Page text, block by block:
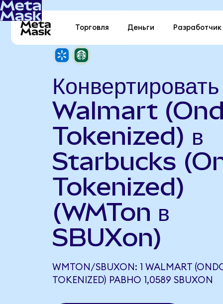
Торговля Деньги Разработчик
Конвертировать
Walmart
Tokenized) в
Starbucks
Tokenized)
(WMTon в
SBUXon)
WMTON/SBUXON: 1 WALMART
TOKENIZED) РАВНО 1,0589 SBUXON